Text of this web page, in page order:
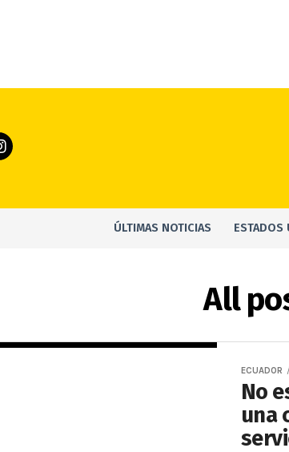
ÚLTIMAS NOTICIAS ESTADOS
All
ECUADOR
No
una